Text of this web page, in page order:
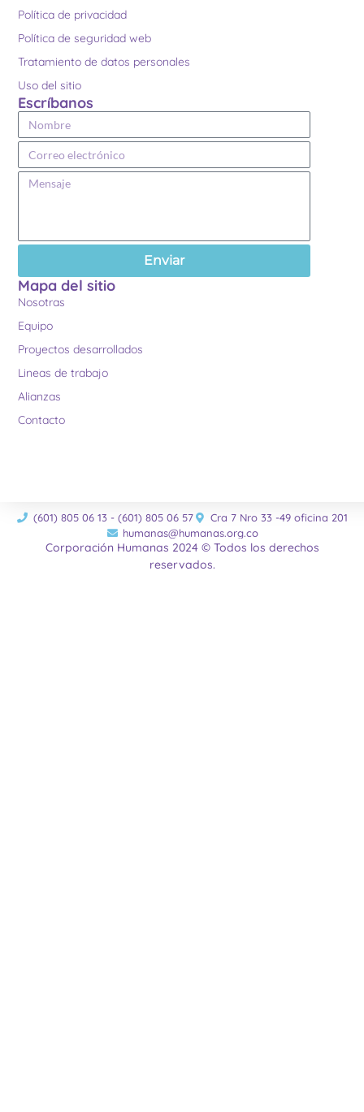
Política de privacidad
Política de seguridad web
Tratamiento de datos personales
Uso del sitio
Escríbanos
Enviar
Mapa del sitio
Nosotras
Equipo
Proyectos desarrollados
Lineas de trabajo
Alianzas
Contacto
(601) 805 06 13 - (601) 805 06 57
Cra 7 Nro 33 -49 oficina 201
humanas@humanas.org.co
Corporación Humanas 2024 © Todos los derechos
reservados.